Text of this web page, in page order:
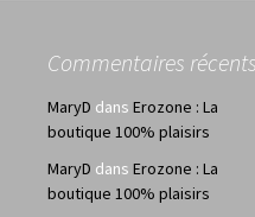
Commentaires récents
MaryD dans Erozone : La
boutique 100% plaisirs
MaryD dans Erozone : La
boutique 100% plaisirs